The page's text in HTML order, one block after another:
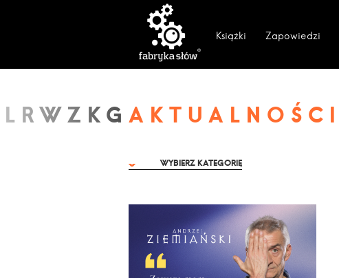
Książki Zapowiedzi
AKTUALNOŚCI
WYBIERZ KATEGORIĘ